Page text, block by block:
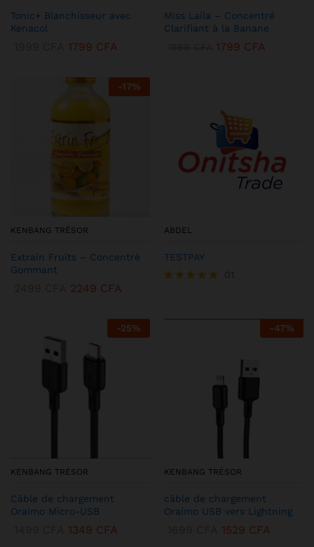
Tonic+ Blanchisseur avec
Kenacol
1799 CFA
Miss Laila – Concentré
Clarifiant à la Banane
1799 CFA
-17%
KENBANG TRÉSOR
Extrain Fruits – Concentré
Gommant
2249 CFA
ABDEL
TESTPAY
-25%
KENBANG TRÉSOR
Câble de chargement
Oraimo Micro-USB
1349 CFA
-47%
KENBANG TRÉSOR
câble de chargement
Oraimo USB vers Lightning
1529 CFA